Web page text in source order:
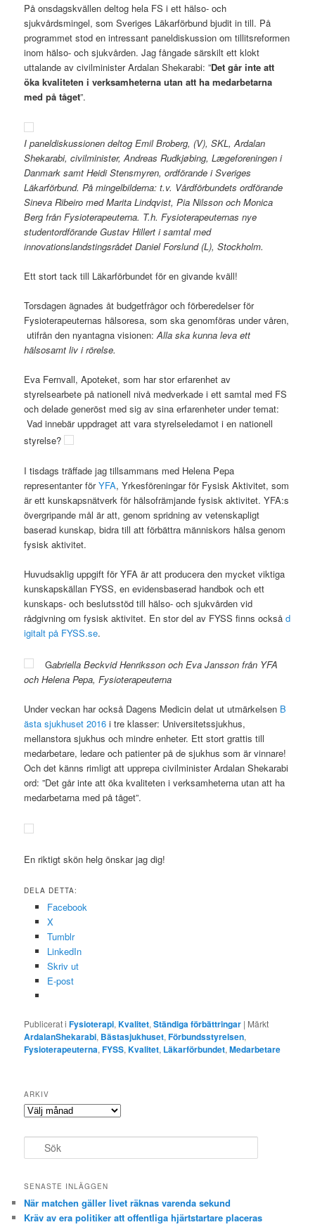
På onsdagskvällen deltog hela FS i ett hälso- och
sjukvårdsmingel, som Sveriges Läkarförbund bjudit in till. På
programmet stod en intressant paneldiskussion om tillitsreformen
inom hälso- och sjukvården. Jag fångade särskilt ett klokt
uttalande av civilminister Ardalan Shekarabi: ”Det går inte att
öka kvaliteten i verksamheterna utan att ha medarbetarna
med på tåget”.
I paneldiskussionen deltog Emil Broberg, (V), SKL, Ardalan
Shekarabi, civilminister, Andreas Rudkjøbing, Lægeforeningen i
Danmark samt Heidi Stensmyren, ordförande i Sveriges
Läkarförbund. På mingelbilderna: t.v. Vårdförbundets ordförande
Sineva Ribeiro med Marita Lindqvist, Pia Nilsson och Monica
Berg från Fysioterapeuterna. T.h. Fysioterapeuternas nye
studentordförande Gustav Hillert i samtal med
innovationslandstingsrådet Daniel Forslund (L), Stockholm.
Ett stort tack till Läkarförbundet för en givande kväll!
Torsdagen ägnades åt budgetfrågor och förberedelser för
Fysioterapeuternas hälsoresa, som ska genomföras under våren,
utifrån den nyantagna visionen:Alla ska kunna leva ett
hälsosamt liv i rörelse.
Eva Fernvall, Apoteket, som har stor erfarenhet av
styrelsearbete på nationell nivå medverkade i ett samtal med FS
och delade generöst med sig av sina erfarenheter under temat:
Vad innebär uppdraget att vara styrelseledamot i en nationell
styrelse?
​​I tisdags träffade jag tillsammans med Helena Pepa
representanter förYFA, Yrkesföreningar för Fysisk Aktivitet, som
är ett kunskapsnätverk för hälsofrämjande fysisk aktivitet. YFA:s
övergripande mål är att, genom spridning av vetenskapligt
baserad kunskap, bidra till att förbättra människors hälsa genom
fysisk aktivitet.
Huvudsaklig uppgift för YFA är att producera den mycket viktiga
kunskapskällan FYSS, en evidensbaserad handbok och ett
kunskaps- och beslutsstöd till hälso- och sjukvården vid
rådgivning om fysisk aktivitet. En stor del av FYSS finns ocksåd
igitalt på FYSS.se.
Gabriella Beckvid Henriksson och Eva Jansson från YFA
och Helena Pepa, Fysioterapeuterna
Under veckan har också Dagens Medicin delat ut utmärkelsen B
ästa sjukhuset 2016 i tre klasser: Universitetssjukhus,
mellanstora sjukhus och mindre enheter. Ett stort grattis till
medarbetare, ledare och patienter på de sjukhus som är vinnare!
Och det känns rimligt att upprepa civilminister Ardalan Shekarabi
ord: ”Det går inte att öka kvaliteten i verksamheterna utan att ha
medarbetarna med på tåget”.
En riktigt skön helg önskar jag dig!
DELA DETTA:
Facebook
X
Tumblr
LinkedIn
Skriv ut
E-post
Publicerat i Fysioterapi,Kvalitet,Ständiga förbättringar | Märkt
ArdalanShekarabi, Bästasjukhuset,Förbundsstyrelsen,
Fysioterapeuterna,FYSS,Kvalitet, Läkarförbundet,Medarbetare
ARKIV
Arkiv
ö
SENASTE INLÄGGEN
När matchen gäller livet räknas varenda sekund
Kräv av era politiker att offentliga hjärtstartare placeras